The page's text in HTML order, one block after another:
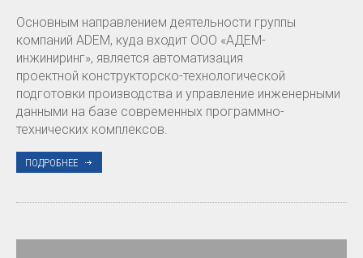
Основным направлением деятельности группы
компаний ADEM, куда входит ООО «АДЕМ-
инжиниринг», является автоматизация
проектной конструкторско-технологической
подготовки производства и управление инженерными
данными на базе современных программно-
технических комплексов.
ПОДРОБНЕЕ